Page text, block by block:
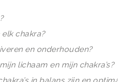
chakra?
en onderhouden?
lichaam en mijn chakra’s?